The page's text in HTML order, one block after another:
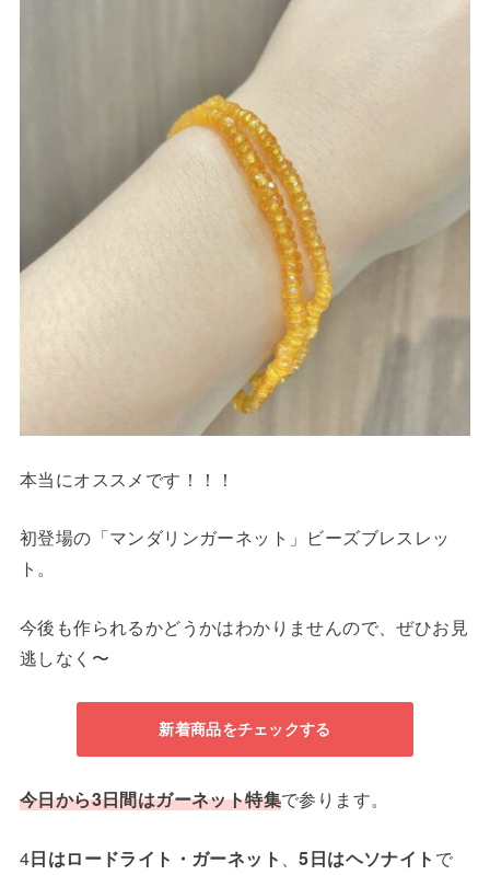
本当にオススメです！！！
初登場の「マンダリンガーネット」ビーズブレスレッ
ト。
今後も作られるかどうかはわかりませんので、ぜひお見
逃しなく〜
新着商品をチェックする
今日から3日間はガーネット特集で参ります。
4日はロードライト・ガーネット 、5日はヘソナイト で